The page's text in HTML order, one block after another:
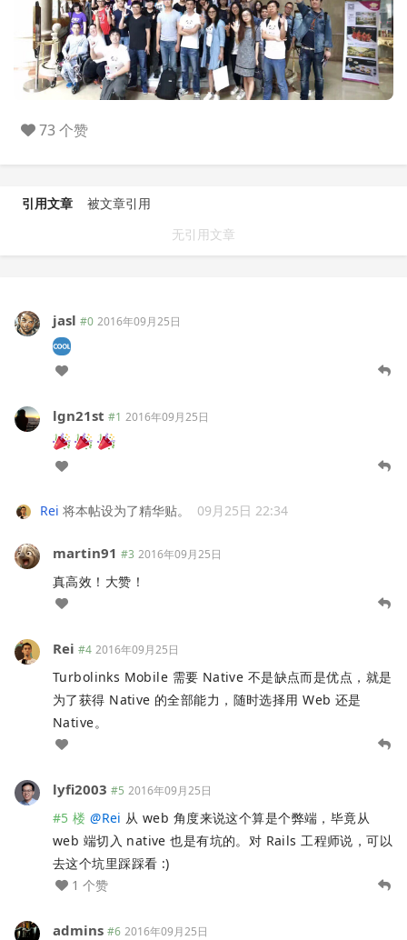
73 个赞
引用文章
被文章引用
无引用文章
jasl #0 2016年09月25日
lgn21st #1 2016年09月25日
Rei 将本帖设为了精华贴。 09月25日 22:34
martin91 #3 2016年09月25日
真高效！大赞！
Rei #4 2016年09月25日
Turbolinks Mobile 需要 Native 不是缺点而是优点，就是
为了获得 Native 的全部能力，随时选择用 Web 还是
Native。
lyfi2003 #5 2016年09月25日
#5 楼 @Rei 从 web 角度来说这个算是个弊端，毕竟从
web 端切入 native 也是有坑的。对 Rails 工程师说，可以
去这个坑里踩踩看 :)
1 个赞
admins #6 2016年09月25日